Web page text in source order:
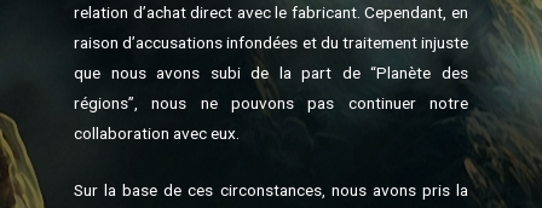
relation d’achat direct avec le fabricant. Cependant, en
raison d’accusations infondées et du traitement injuste
que nous avons subi de la part de “Planète des
régions”, nous ne pouvons pas continuer notre
collaboration avec eux.
Sur la base de ces circonstances, nous avons pris la